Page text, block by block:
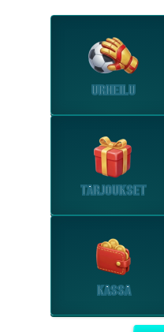
URHEILU
TARJOUKSET
KASSA